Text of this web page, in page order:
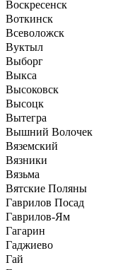
Воскресенск
Воткинск
Всеволожск
Вуктыл
Выборг
Выкса
Высоковск
Высоцк
Вытегра
Вышний Волочек
Вяземский
Вязники
Вязьма
Вятские Поляны
Гаврилов Посад
Гаврилов-Ям
Гагарин
Гаджиево
Гай